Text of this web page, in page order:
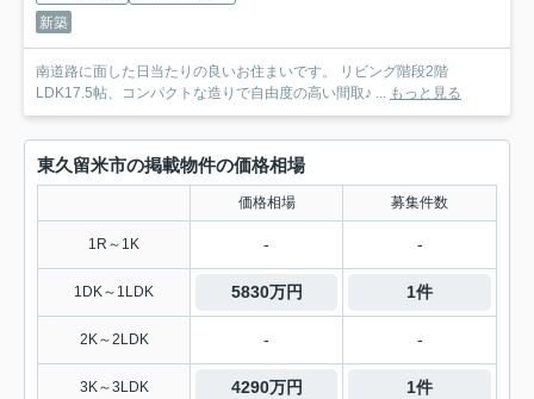
新築
南道路に面した日当たりの良いお住まいです。 リビング階段2階
LDK17.5帖、コンパクトな造りで自由度の高い間取♪ ... もっと見る
東久留米市の掲載物件の価格相場
価格相場 募集件数
1R～1K - -
1DK～1LDK 5830万円 1件
2K～2LDK - -
3K～3LDK 4290万円 1件